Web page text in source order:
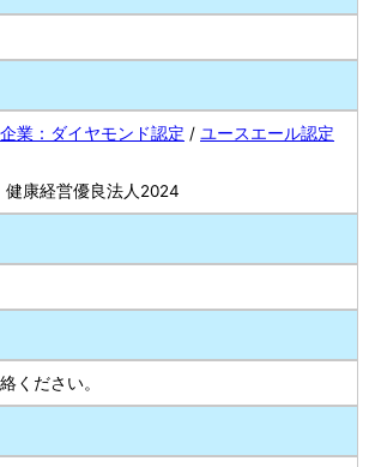
業：ダイヤモンド認定 / ユースエール認定
健康経営優良法人2024
ください。